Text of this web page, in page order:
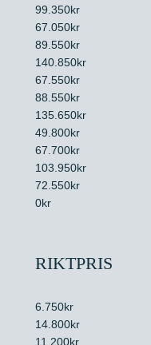
99.350kr
67.050kr
89.550kr
140.850kr
67.550kr
88.550kr
135.650kr
49.800kr
67.700kr
103.950kr
72.550kr
0kr
RIKTPRIS
6.750kr
14.800kr
11.200kr